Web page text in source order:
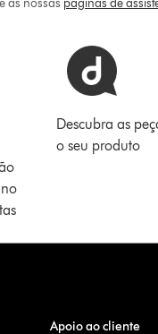
as nossas páginas de
Descubra as
o seu produto
Apoio ao cliente